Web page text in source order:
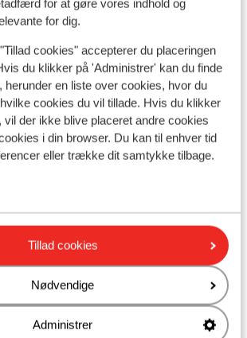
for at gøre vores indhold og
for dig.
cookies" accepterer du placeringen
du klikker på 'Administrer' kan du finde
herunder en liste over cookies, hvor du
cookies du vil tillade. Hvis du klikker
vil der ikke blive placeret andre cookies
i din browser. Du kan til enhver tid
eller trække dit samtykke tilbage.
Tillad cookies
Nødvendige
Administrer
Anitea
CGH la Grange aux Fées
CGH la Grange aux Fées -